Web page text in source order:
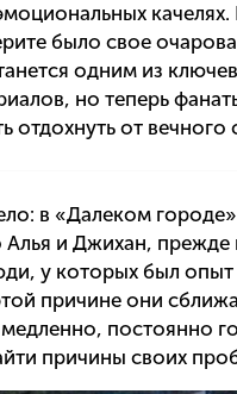
было свое
одним из
но теперь
отдохнуть от вечного
в «Далеком городе»
и Джихан, прежде
у которых был
причине они
постоянно
причины своих